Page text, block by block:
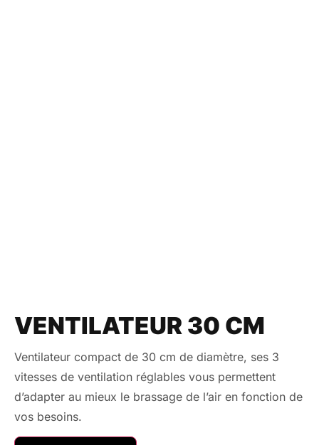
VENTILATEUR 30 CM
Ventilateur compact de 30 cm de diamètre, ses 3
vitesses de ventilation réglables vous permettent
d’adapter au mieux le brassage de l’air en fonction de
vos besoins.